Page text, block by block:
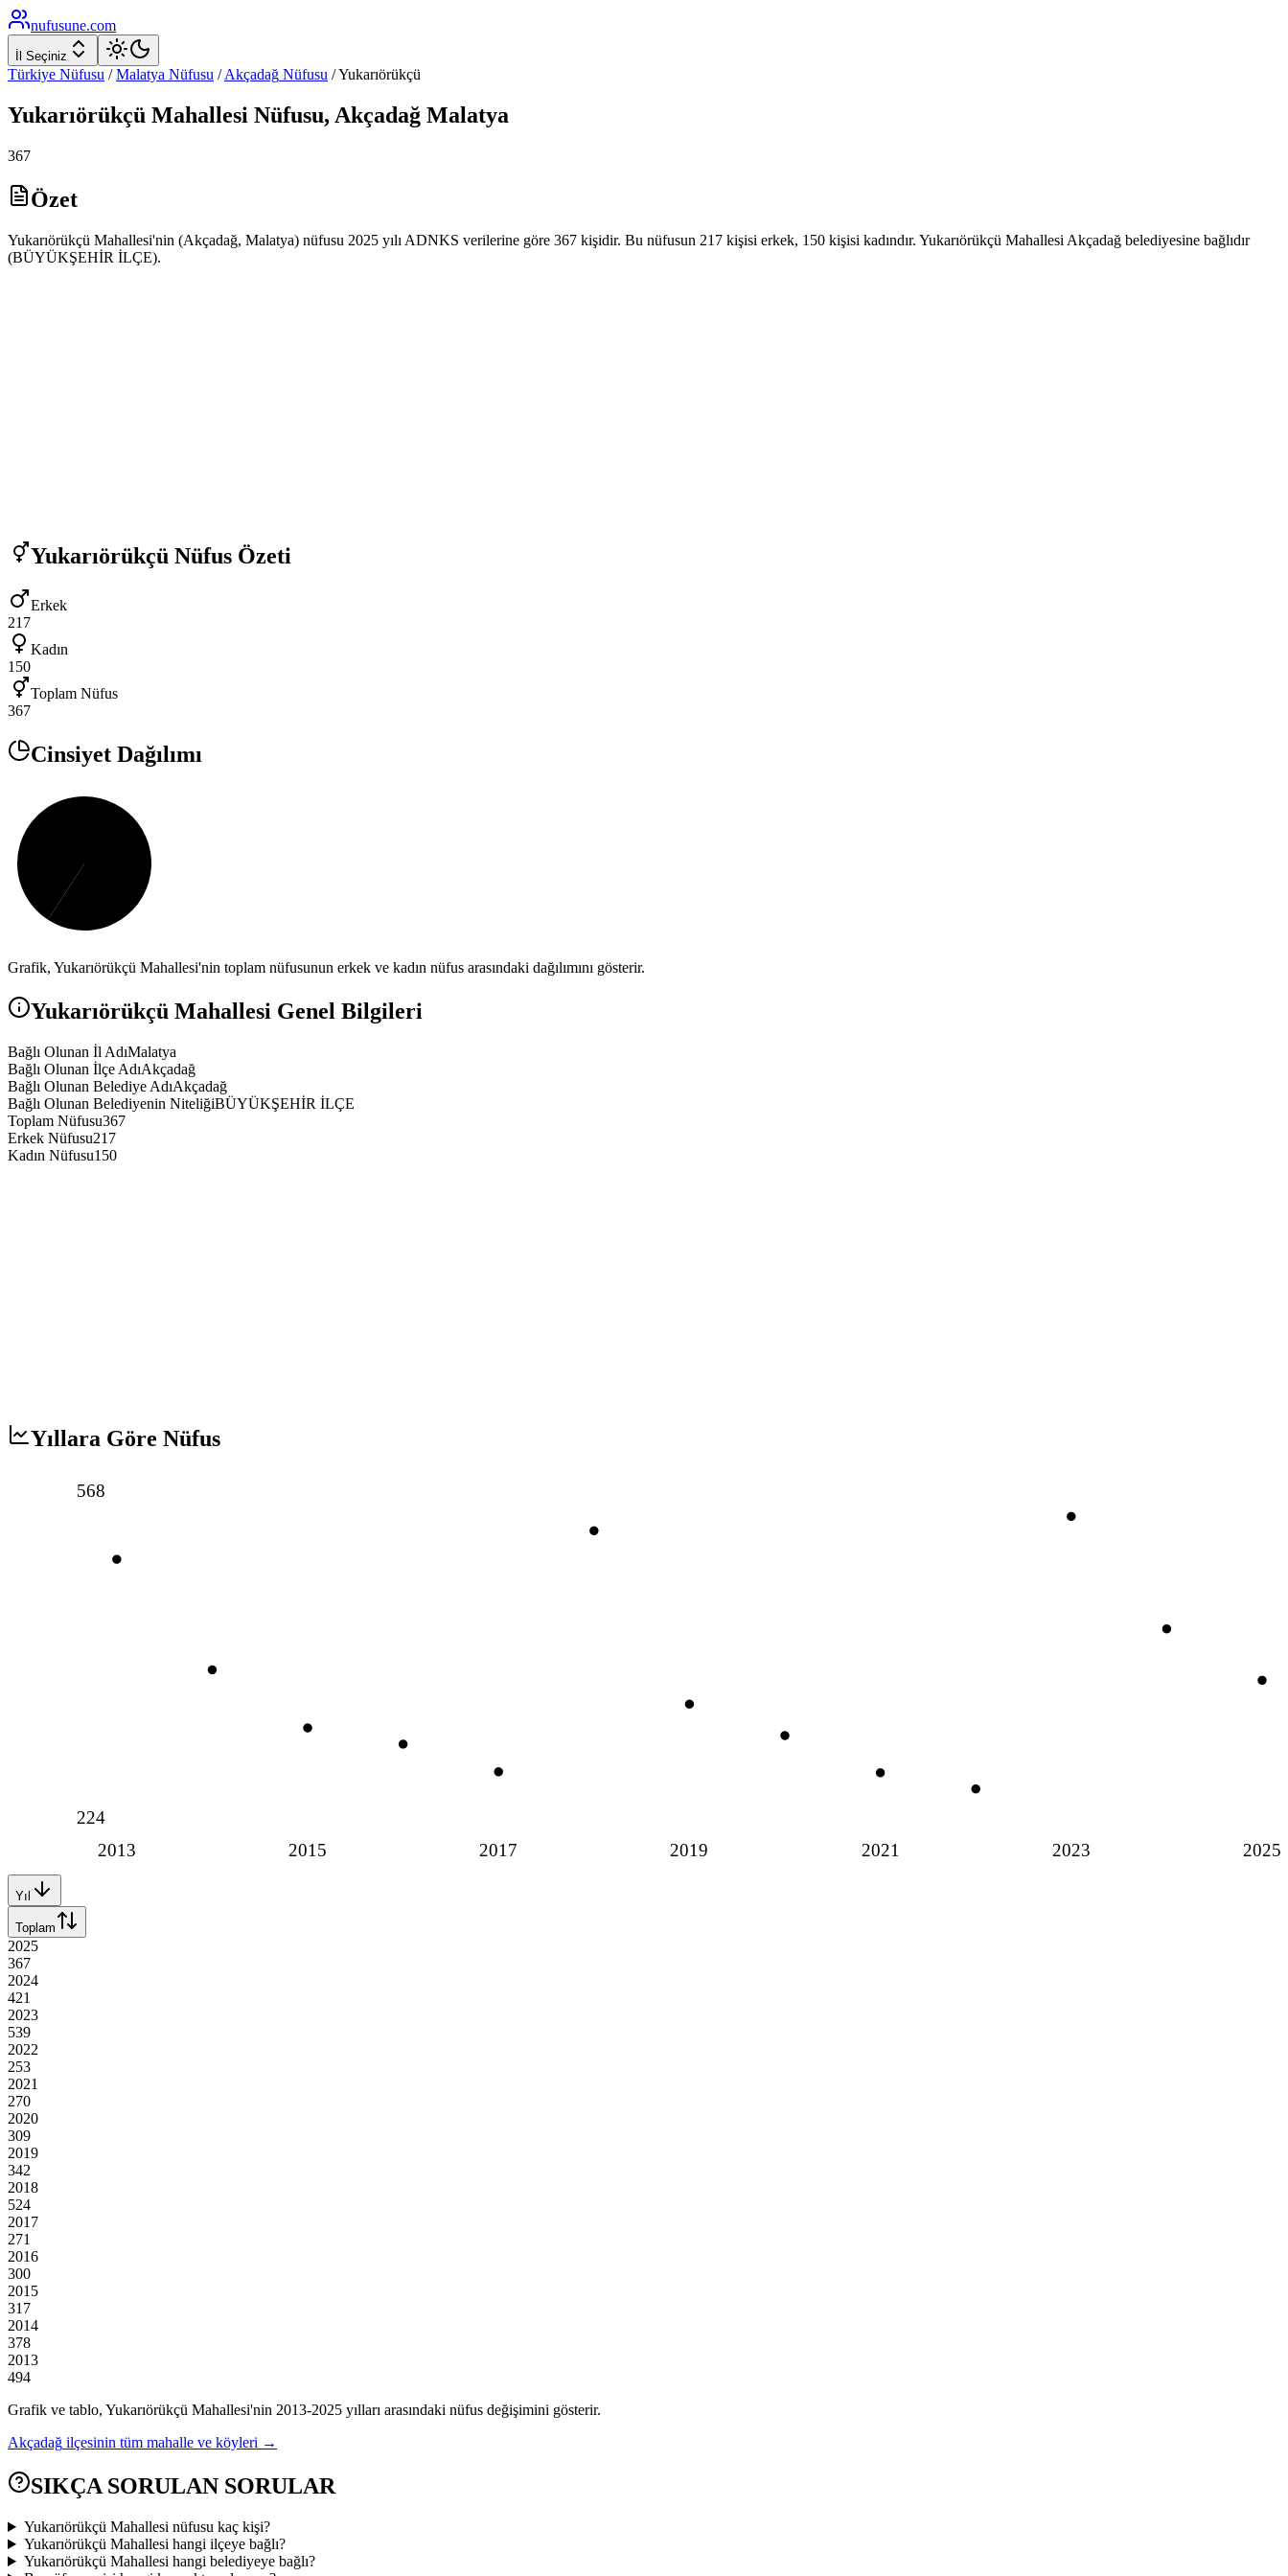
nufusune.com
İl Seçiniz
Türkiye Nüfusu / Malatya Nüfusu / Akçadağ Nüfusu /Yukarıörükçü
Yukarıörükçü Mahallesi Nüfusu, Akçadağ Malatya
367
Özet
Yukarıörükçü Mahallesi'nin (Akçadağ, Malatya) nüfusu 2025 yılı ADNKS verilerine göre 367 kişidir. Bu nüfusun 217 kişisi erkek, 150 kişisi kadındır. Yukarıörükçü Mahallesi Akçadağ belediyesine bağlıdır
(BÜYÜKŞEHİR İLÇE).
Yukarıörükçü Nüfus Özeti
Erkek
217
Kadın
150
Toplam Nüfus
367
Cinsiyet Dağılımı
Grafik, Yukarıörükçü Mahallesi'nin toplam nüfusunun erkek ve kadın nüfus arasındaki dağılımını gösterir.
Yukarıörükçü Mahallesi Genel Bilgileri
Bağlı Olunan İl AdıMalatya
Bağlı Olunan İlçe AdıAkçadağ
Bağlı Olunan Belediye AdıAkçadağ
Bağlı Olunan Belediyenin NiteliğiBÜYÜKŞEHİR İLÇE
Toplam Nüfusu367
Erkek Nüfusu217
Kadın Nüfusu150
Yıllara Göre Nüfus
2013 2015 2017 2019 2021 2023 2025
568
224
Yıl
Toplam
2025
367
2024
421
2023
539
2022
253
2021
270
2020
309
2019
342
2018
524
2017
271
2016
300
2015
317
2014
378
2013
494
Grafik ve tablo, Yukarıörükçü Mahallesi'nin 2013-2025 yılları arasındaki nüfus değişimini gösterir.
Akçadağ ilçesinin tüm mahalle ve köyleri →
SIKÇA SORULAN SORULAR
Yukarıörükçü Mahallesi nüfusu kaç kişi?
Yukarıörükçü Mahallesi hangi ilçeye bağlı?
Yukarıörükçü Mahallesi hangi belediyeye bağlı?